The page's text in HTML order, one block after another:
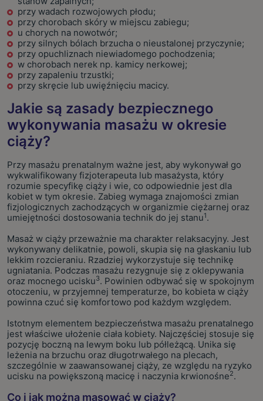
przy wadach rozwojowych płodu;
przy chorobach skóry w miejscu zabiegu;
u chorych na nowotwór;
przy silnych bólach brzucha o nieustalonej przyczynie;
przy opuchliznach niewiadomego pochodzenia;
w chorobach nerek np. kamicy nerkowej;
przy zapaleniu trzustki;
przy skręcie lub uwięźnięciu macicy.
Jakie są zasady bezpiecznego
wykonywania masażu w okresie
ciąży?
Przy masażu prenatalnym ważne jest, aby wykonywał go
wykwalifikowany fizjoterapeuta lub masażysta, który
rozumie specyfikę ciąży i wie, co odpowiednie jest dla
kobiet w tym okresie. Zabieg wymaga znajomości zmian
fizjologicznych zachodzących w organizmie ciężarnej oraz
umiejętności dostosowania technik do jej stanu1.
Masaż w ciąży przeważnie ma charakter relaksacyjny. Jest
wykonywany delikatnie, powoli, skupia się na głaskaniu lub
lekkim rozcieraniu. Rzadziej wykorzystuje się technikę
ugniatania. Podczas masażu rezygnuje się z oklepywania
oraz mocnego ucisku3. Powinien odbywać się w spokojnym
otoczeniu, w przyjemnej temperaturze, bo kobieta w ciąży
powinna czuć się komfortowo pod każdym względem.
Istotnym elementem bezpieczeństwa masażu prenatalnego
jest właściwe ułożenie ciała kobiety. Najczęściej stosuje się
pozycję boczną na lewym boku lub półleżącą. Unika się
leżenia na brzuchu oraz długotrwałego na plecach,
szczególnie w zaawansowanej ciąży, ze względu na ryzyko
ucisku na powiększoną macicę i naczynia krwionośne2.
Co i jak można masować w ciąży?